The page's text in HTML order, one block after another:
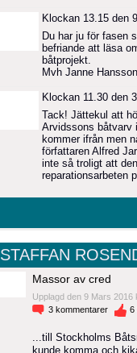
Klockan 13.15 den
Du har ju för fasen
befriande att läsa
båtprojekt.
Mvh Janne Hansson
Klockan 11.30 den
Tack! Jättekul att
Arvidssons båtvarv
kommer ifrån men
författaren Alfred
inte så troligt att
reparationsarbeten
STAFFAN
Massor av cred
Upplagd den 9 Mars 2016
3 kommentarer 6
...till Stockholms
kunde komma och